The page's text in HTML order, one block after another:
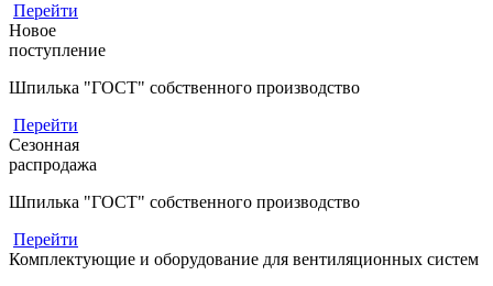
Перейти
Новое
поступление
Шпилька "ГОСТ" собственного производство
Перейти
Сезонная
распродажа
Шпилька "ГОСТ" собственного производство
Перейти
Комплектующие и оборудование для вентиляционных систем